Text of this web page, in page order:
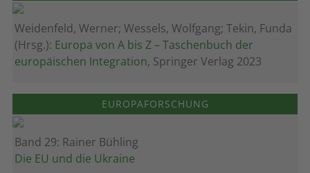
Weidenfeld, Werner; Wessels, Wolfgang; Tekin, Funda
(Hrsg.): Europa von A bis Z – Taschenbuch der
europäischen Integration, Springer Verlag 2023
EUROPAFORSCHUNG
Band 29: Rainer Bühling
Die EU und die Ukraine